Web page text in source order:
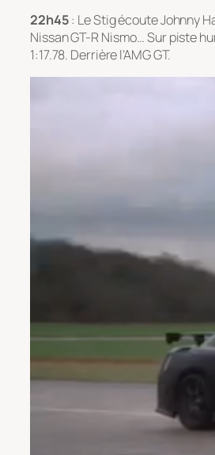
22h45: Le Stig écoute Johnny
Nissan GT-R Nismo… Sur piste
1:17.78. Derrière l’AMG GT.